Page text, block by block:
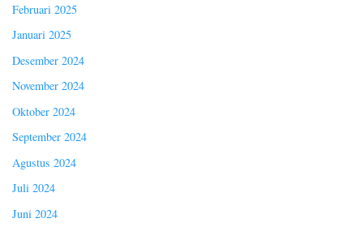
Februari 2025
Januari 2025
Desember 2024
November 2024
Oktober 2024
September 2024
Agustus 2024
Juli 2024
Juni 2024